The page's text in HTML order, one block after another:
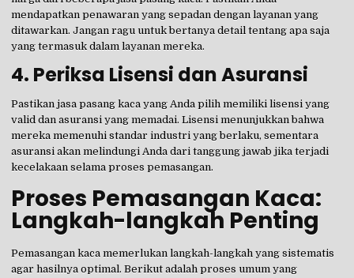
mendapatkan penawaran yang sepadan dengan layanan yang
ditawarkan. Jangan ragu untuk bertanya detail tentang apa saja
yang termasuk dalam layanan mereka.
4. Periksa Lisensi dan Asuransi
Pastikan jasa pasang kaca yang Anda pilih memiliki lisensi yang
valid dan asuransi yang memadai. Lisensi menunjukkan bahwa
mereka memenuhi standar industri yang berlaku, sementara
asuransi akan melindungi Anda dari tanggung jawab jika terjadi
kecelakaan selama proses pemasangan.
Proses Pemasangan Kaca:
Langkah-langkah Penting
Pemasangan kaca memerlukan langkah-langkah yang sistematis
agar hasilnya optimal. Berikut adalah proses umum yang